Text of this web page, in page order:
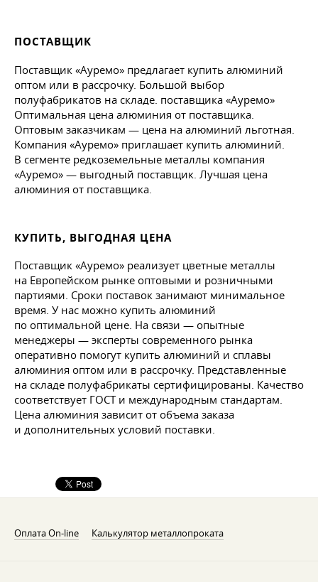
ПОСТАВЩИК
Поставщик «Ауремо» предлагает купить алюминий
оптом или в рассрочку. Большой выбор
полуфабрикатов на складе. поставщика «Ауремо»
Оптимальная цена алюминия от поставщика.
Оптовым заказчикам — цена на алюминий льготная.
Компания «Ауремо» приглашает купить алюминий.
В сегменте редкоземельные металлы компания
«Ауремо» — выгодный поставщик. Лучшая цена
алюминия от поставщика.
КУПИТЬ, ВЫГОДНАЯ ЦЕНА
Поставщик «Ауремо» реализует цветные металлы
на Европейском рынке оптовыми и розничными
партиями. Сроки поставок занимают минимальное
время. У нас можно купить алюминий
по оптимальной цене. На связи — опытные
менеджеры — эксперты современного рынка
оперативно помогут купить алюминий и сплавы
алюминия оптом или в рассрочку. Представленные
на складе полуфабрикаты сертифицированы. Качество
соответствует ГОСТ и международным стандартам.
Цена алюминия зависит от объема заказа
и дополнительных условий поставки.
Оплата On-line Калькулятор металлопроката